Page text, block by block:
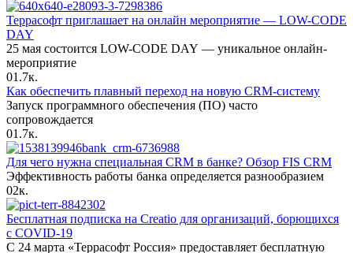
Террасофт приглашает на онлайн мероприятие — LOW-CODE
DAY
25 мая состоится LOW-CODE DAY — уникальное онлайн-
мероприятие
01.7к.
Как обеспечить плавный переход на новую CRM-систему
Запуск программного обеспечения (ПО) часто
сопровождается
01.7к.
Для чего нужна специальная CRM в банке? Обзор FIS CRM
Эффективность работы банка определяется разнообразием
02к.
Бесплатная подписка на Creatio для организаций, борющихся
с COVID-19
С 24 марта «Террасофт Россия» предоставляет бесплатную